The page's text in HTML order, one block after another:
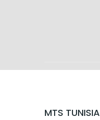
MTS TUNISIA